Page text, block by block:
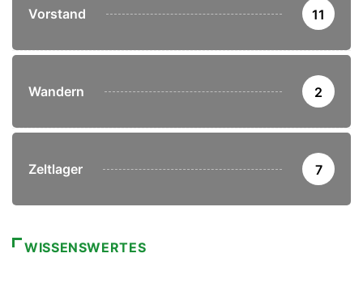
Vorstand 11
Wandern 2
Zeltlager 7
WISSENSWERTES